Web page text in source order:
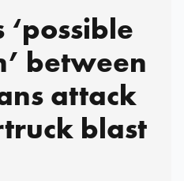
‘possible
between
attack
blast